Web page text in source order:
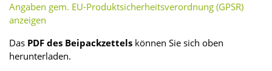
Angaben gem. EU-Produktsicherheitsverordnung (GPSR)
anzeigen
Das PDF des Beipackzettels können Sie sich oben
herunterladen.